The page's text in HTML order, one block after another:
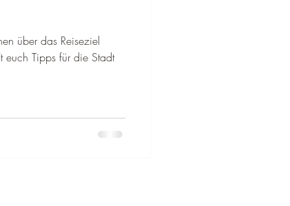
Zypern
über das Reiseziel
euch Tipps für die Stadt